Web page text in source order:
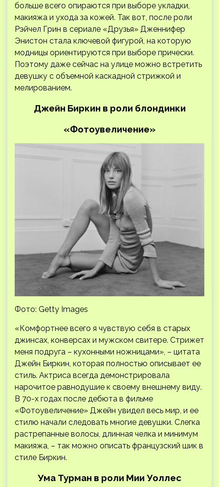
больше всего опираются при выборе укладки,
макияжа и ухода за кожей. Так вот, после роли
Рэйчел Грин в сериале «Друзья» Дженнифер
Энистон стала ключевой фигурой, на которую
модницы ориентируются при выборе прически.
Поэтому даже сейчас на улице можно встретить
девушку с объемной каскадной стрижкой и
мелированием.
Джейн Биркин в роли блондинки
«Фотоувеличение»
Фото: Getty Images
«Комфортнее всего я чувствую себя в старых
джинсах, конверсах и мужском свитере. Стрижет
меня подруга – кухонными ножницами», – цитата
Джейн Биркин, которая полностью описывает ее
стиль. Актриса всегда демонстрировала
нарочитое равнодушие к своему внешнему виду.
В 70-х годах после дебюта в фильме
«Фотоувеличение» Джейн увидел весь мир, и ее
стилю начали следовать многие девушки. Слегка
растрепанные волосы, длинная челка и минимум
макияжа, – так можно описать французский шик в
стиле Биркин.
Ума Турман в роли Мии Уоллес